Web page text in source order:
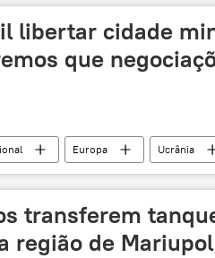
libertar cidade
que
Europa Ucrânia
Donbass Rossiya 24
transferem
região de